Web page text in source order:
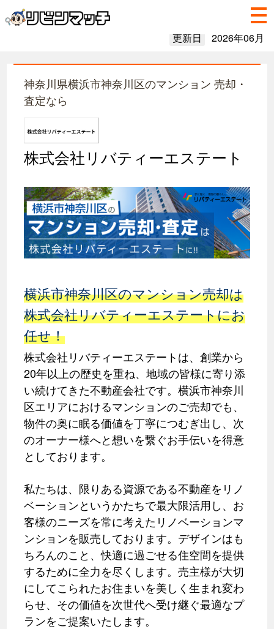
更新日 2026年06月
神奈川県横浜市神奈川区のマンション 売却・
査定なら
株式会社リバティーエステート
横浜市神奈川区のマンション売却は
株式会社リバティーエステートにお
任せ！
株式会社リバティーエステートは、創業から
20年以上の歴史を重ね、地域の皆様に寄り添
い続けてきた不動産会社です。横浜市神奈川
区エリアにおけるマンションのご売却でも、
物件の奥に眠る価値を丁寧につむぎ出し、次
のオーナー様へと想いを繋ぐお手伝いを得意
としております。
私たちは、限りある資源である不動産をリノ
ベーションというかたちで最大限活用し、お
客様のニーズを常に考えたリノベーションマ
ンションを販売しております。デザインはも
ちろんのこと、快適に過ごせる住空間を提供
するために全力を尽くします。売主様が大切
にしてこられたお住まいを美しく生まれ変わ
らせ、その価値を次世代へ受け継ぐ最適なプ
ランをご提案いたします。